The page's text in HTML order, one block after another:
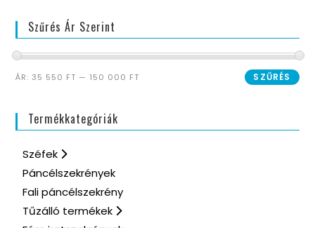
Szűrés Ár Szerint
SZŰRÉS
ÁR: 35 550 FT — 150 000 FT
Termékkategóriák
Széfek
Páncélszekrények
Fali páncélszekrény
Tűzálló termékek